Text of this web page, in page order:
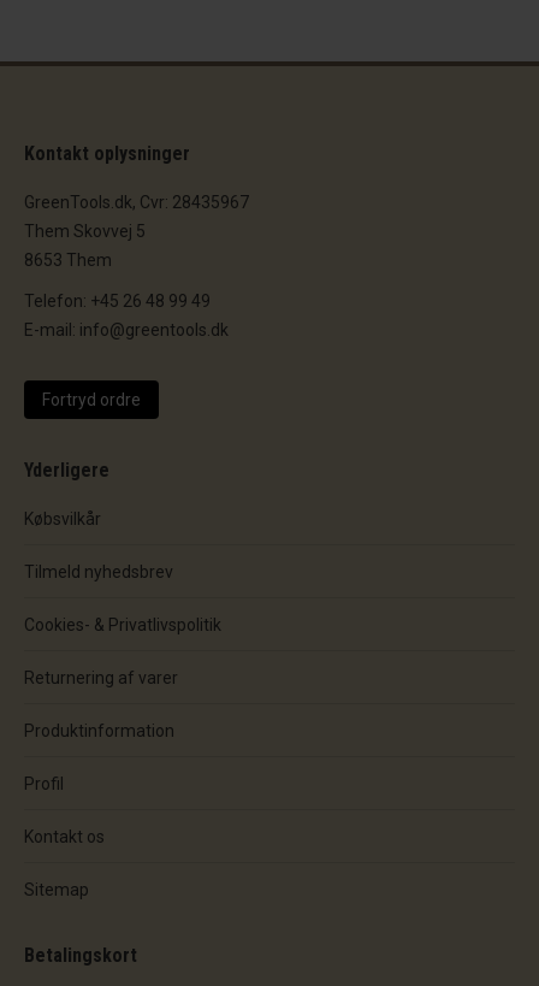
Kontakt oplysninger
GreenTools.dk, Cvr: 28435967
Them Skovvej 5
8653 Them
Telefon: +45 26 48 99 49
E-mail: info@greentools.dk
Fortryd ordre
Yderligere
Købsvilkår
Tilmeld nyhedsbrev
Cookies- & Privatlivspolitik
Returnering af varer
Produktinformation
Profil
Kontakt os
Sitemap
Betalingskort